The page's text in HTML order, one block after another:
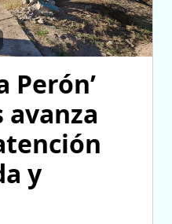
Perón’
avanza
y